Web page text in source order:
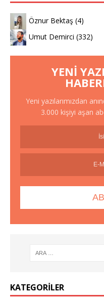
Öznur Bektaş (4)
Umut Demirci (332)
YENI
Yeni yazılarımızdan
3.000 kişiyi aşan
KATEGORILER